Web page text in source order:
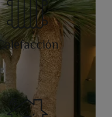
Calefacción